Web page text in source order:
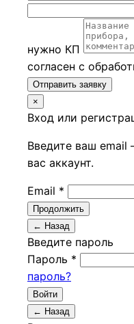
нужно КП
согласен с
Отправить заявку
×
Вход или
Введите ваш
вас аккаунт.
Email *
Продолжить
← Назад
Введите пароль
Пароль *
пароль?
Войти
← Назад